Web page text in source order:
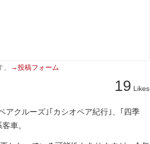
→投稿フォーム
19 Likes
アクルーズ｣｢カシオペア紀行｣、｢四季
車。